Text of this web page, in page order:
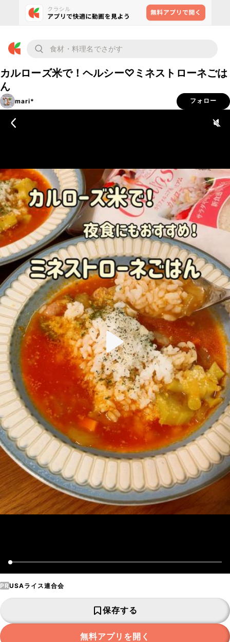
カルローズ米で！ヘルシー♡ミネストローネごは
ん
mari* フォロー
PRUSAライス連合会
保存する
無料アプリを開く